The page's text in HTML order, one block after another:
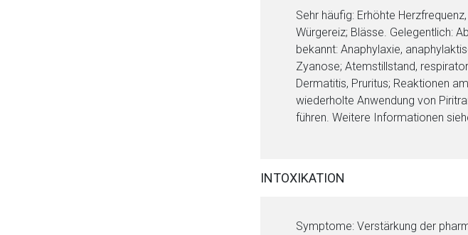
Sehr häufig: Erhöhte
Würgereiz; Blässe. Gelegentlich:
bekannt: Anaphylaxie,
Zyanose; Atemstillstand,
Dermatitis, Pruritus; Reaktionen
wiederholte Anwendung von
führen. Weitere Informationen
INTOXIKATION
Symptome: Verstärkung der